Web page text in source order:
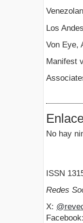
Los
Von Eye,
Manifest
No hay
ISSN
Redes
X:
Facebook: